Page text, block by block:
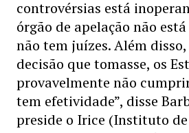
controvérsias está
órgão de apelação não
não tem juízes. Além
decisão que tomasse, os
provavelmente não
tem efetividade”, disse
preside o Irice (Instituto de